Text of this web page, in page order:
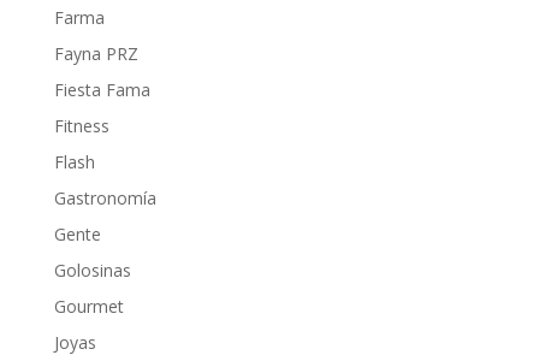
Farma
Fayna PRZ
Fiesta Fama
Fitness
Flash
Gastronomía
Gente
Golosinas
Gourmet
Joyas